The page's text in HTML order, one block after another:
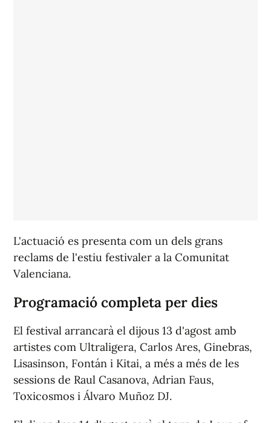
L'actuació es presenta com un dels grans
reclams de l'estiu festivaler a la Comunitat
Valenciana.
Programació completa per dies
El festival arrancarà el dijous 13 d'agost amb
artistes com Ultraligera, Carlos Ares, Ginebras,
Lisasinson, Fontán i Kitai, a més a més de les
sessions de Raul Casanova, Adrian Faus,
Toxicosmos i Álvaro Muñoz DJ.